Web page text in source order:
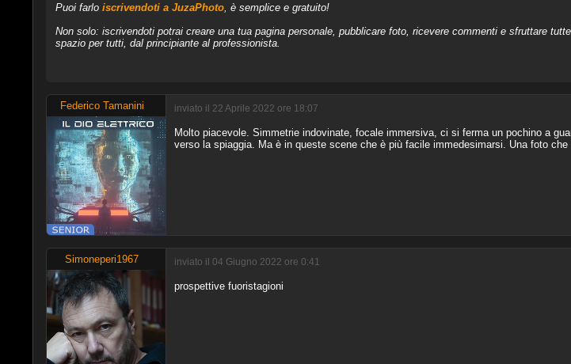
Puoi farlo iscrivendoti a JuzaPhoto, è semplice e gratuito!
Non solo: iscrivendoti potrai creare una tua pagina personale, pubblicare foto, ricevere commenti e sfruttare
spazio per tutti, dal principiante al professionista.
Federico Tamanini inviato il 22 Aprile 2022 ore 18:07
Molto piacevole. Simmetrie indovinate, focale immersiva, ci si ferma un pochino a
verso la spiaggia. Ma è in queste scene che è più facile immedesimarsi. Una foto
Simoneperi1967 inviato il 04 Giugno 2022 ore 0:41
prospettive fuoristagioni